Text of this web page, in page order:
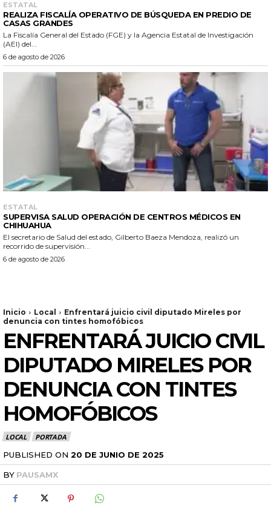
ESTATAL
REALIZA FISCALÍA OPERATIVO DE BÚSQUEDA EN PREDIO DE
CASAS GRANDES
La Fiscalía General del Estado (FGE) y la Agencia Estatal de Investigación
(AEI) del...
6 de agosto de 2026
ESTATAL
SUPERVISA SALUD OPERACIÓN DE CENTROS MÉDICOS EN
CHIHUAHUA
El secretario de Salud del estado, Gilberto Baeza Mendoza, realizó un
recorrido de supervisión...
6 de agosto de 2026